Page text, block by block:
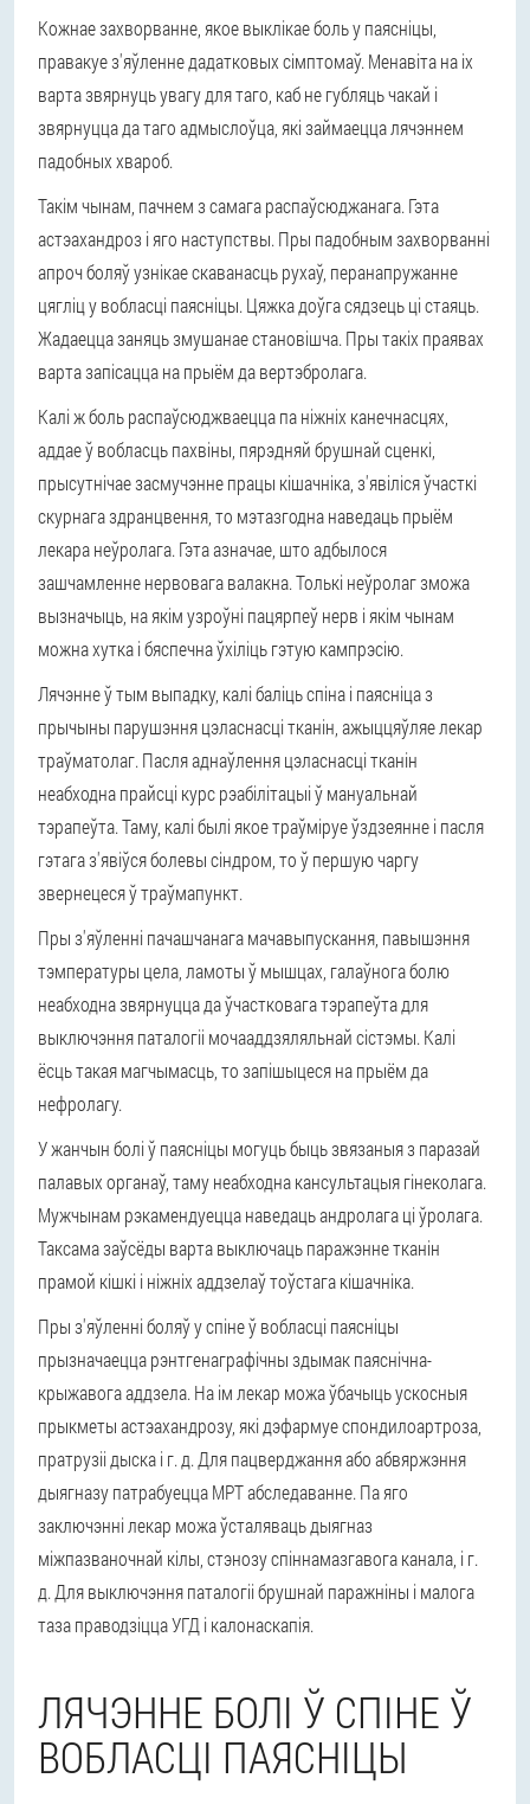
Кожнае захворванне, якое выклікае боль у паясніцы,
правакуе з'яўленне дадатковых сімптомаў. Менавіта на іх
варта звярнуць увагу для таго, каб не губляць чакай і
звярнуцца да таго адмыслоўца, які займаецца лячэннем
падобных хвароб.
Такім чынам, пачнем з самага распаўсюджанага. Гэта
астэахандроз і яго наступствы. Пры падобным захворванні
апроч боляў узнікае скаванасць рухаў, перанапружанне
цягліц у вобласці паясніцы. Цяжка доўга сядзець ці стаяць.
Жадаецца заняць змушанае становішча. Пры такіх праявах
варта запісацца на прыём да вертэбролага.
Калі ж боль распаўсюджваецца па ніжніх канечнасцях,
аддае ў вобласць пахвіны, пярэдняй брушнай сценкі,
прысутнічае засмучэнне працы кішачніка, з'явіліся ўчасткі
скурнага здранцвення, то мэтазгодна наведаць прыём
лекара неўролага. Гэта азначае, што адбылося
зашчамленне нервовага валакна. Толькі неўролаг зможа
вызначыць, на якім узроўні пацярпеў нерв і якім чынам
можна хутка і бяспечна ўхіліць гэтую кампрэсію.
Лячэнне ў тым выпадку, калі баліць спіна і паясніца з
прычыны парушэння цэласнасці тканін, ажыццяўляе лекар
траўматолаг. Пасля аднаўлення цэласнасці тканін
неабходна прайсці курс рэабілітацыі ў мануальнай
тэрапеўта. Таму, калі былі якое траўміруе ўздзеянне і пасля
гэтага з'явіўся болевы сіндром, то ў першую чаргу
звернецеся ў траўмапункт.
Пры з'яўленні пачашчанага мачавыпускання, павышэння
тэмпературы цела, ламоты ў мышцах, галаўнога болю
неабходна звярнуцца да ўчастковага тэрапеўта для
выключэння паталогіі мочааддзяляльнай сістэмы. Калі
ёсць такая магчымасць, то запішыцеся на прыём да
нефролагу.
У жанчын болі ў паясніцы могуць быць звязаныя з паразай
палавых органаў, таму неабходна кансультацыя гінеколага.
Мужчынам рэкамендуецца наведаць андролага ці ўролага.
Таксама заўсёды варта выключаць паражэнне тканін
прамой кішкі і ніжніх аддзелаў тоўстага кішачніка.
Пры з'яўленні боляў у спіне ў вобласці паясніцы
прызначаецца рэнтгенаграфічны здымак паяснічна-
крыжавога аддзела. На ім лекар можа ўбачыць ускосныя
прыкметы астэахандрозу, які дэфармуе спондилоартроза,
пратрузіі дыска і г. д. Для пацверджання або абвяржэння
дыягназу патрабуецца МРТ абследаванне. Па яго
заключэнні лекар можа ўсталяваць дыягназ
міжпазваночнай кілы, стэнозу спіннамазгавога канала, і г.
д. Для выключэння паталогіі брушнай паражніны і малога
таза праводзіцца УГД і калонаскапія.
ЛЯЧЭННЕ БОЛІ Ў СПІНЕ Ў
ВОБЛАСЦІ ПАЯСНІЦЫ